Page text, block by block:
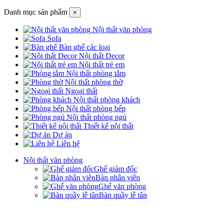
Danh mục sản phẩm ×
Nội thất văn phòng
Sofa
Bàn ghế các loại
Nội thất Decor
Nội thất trẻ em
Nội thất phòng tắm
Nội thất phòng thờ
Ngoại thất
Nội thất phòng khách
Nội thất phòng bếp
Nội thất phòng ngủ
Thiết kế nội thất
Dự án
Liên hệ
Nội thất văn phòng
Ghế giám đốc
Bàn nhân viên
Ghế văn phòng
Bàn quầy lễ tân